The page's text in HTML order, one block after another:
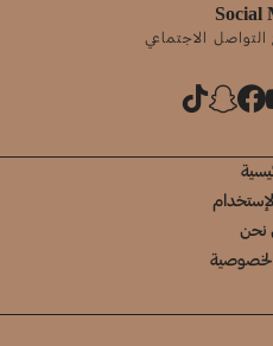
Social
التواصل الاجتماعي
نحن